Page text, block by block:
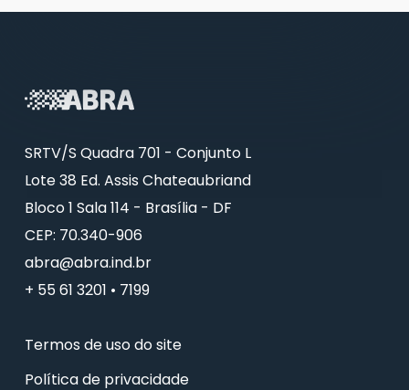
SRTV/S Quadra 701 - Conjunto L
Lote 38 Ed. Assis Chateaubriand
Bloco 1 Sala 114 - Brasília - DF
CEP: 70.340-906
abra@abra.ind.br
+ 55 61 3201 • 7199
Termos de uso do site
Política de privacidade